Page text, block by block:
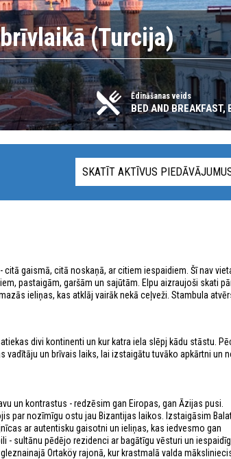
(Turcija)
Ēdināšanas veids
BED AND BREAKFAST,
SKATĪT AKTĪVUS
gaismā, citā noskaņā, ar citiem iespaidiem. Šī nav
pastaigām, garšām un sajūtām. Elpu aizraujoši skati
ieliņas, kas atklāj vairāk nekā ceļveži. Stambula
divi kontinenti un kur katra iela slēpj kādu stāstu.
un brīvais laiks, lai izstaigātu tuvāko apkārtni un
un kontrastus - redzēsim gan Eiropas, gan Āzijas pusi.
par nozīmīgu ostu jau Bizantijas laikos. Izstaigāsim
ar autentisku gaisotni un ieliņas, kas iedvesmo gan
sultānu pēdējo rezidenci ar bagātīgu vēsturi un
Ortaköy rajonā, kur krastmalā valda